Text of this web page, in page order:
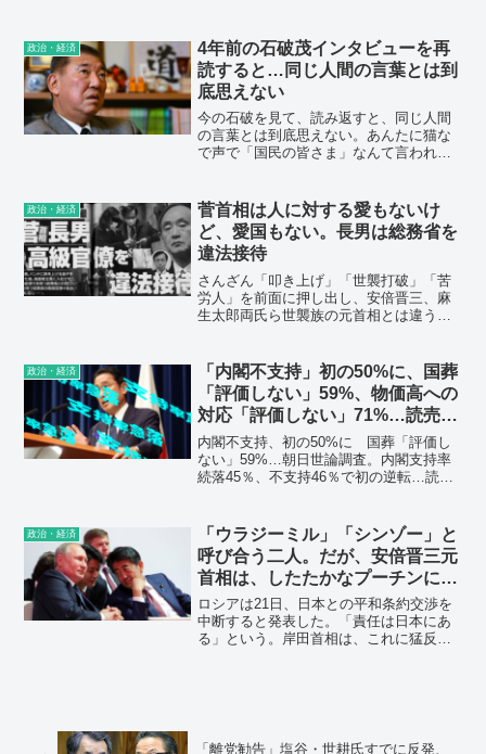
屈辱の３位。元衆院議員の宮崎謙介氏
（４３）は、蓮舫氏の「賞味期限切れ」
と指摘した。
政治・経済
4年前の石破茂インタビューを再
読すると…同じ人間の言葉とは到
底思えない
今の石破を見て、読み返すと、同じ人間
の言葉とは到底思えない。あんたに猫な
で声で「国民の皆さま」なんて言われた
か。
政治・経済
菅首相は人に対する愛もないけ
ど、愛国もない。長男は総務省を
違法接待
さんざん「叩き上げ」「世襲打破」「苦
労人」を前面に押し出し、安倍晋三、麻
生太郎両氏ら世襲族の元首相とは違うこ
相の長男は総務省高級官僚らを接待して
利権あさり。
政治・経済
「内閣不支持」初の50%に、国葬
「評価しない」59%、物価高への
対応「評価しない」71%…読売世
論調査と朝日世論調査
内閣不支持、初の50%に 国葬「評価し
ない」59%…朝日世論調査。内閣支持率
続落45％、不支持46％で初の逆転…読売
政治・経済
「ウラジーミル」「シンゾー」と
呼び合う二人。だが、安倍晋三元
首相は、したたかなプーチンに踊
らされていただけだった。
ロシアは21日、日本との平和条約交渉を
中断すると発表した。「責任は日本にあ
る」という。岸田首相は、これに猛反
えたのか」、今一度、検証する。
「離党勧告」塩谷・世耕氏すでに反発、